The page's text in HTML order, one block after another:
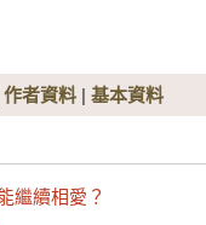
作者資料 | 基本資料
繼續相愛？